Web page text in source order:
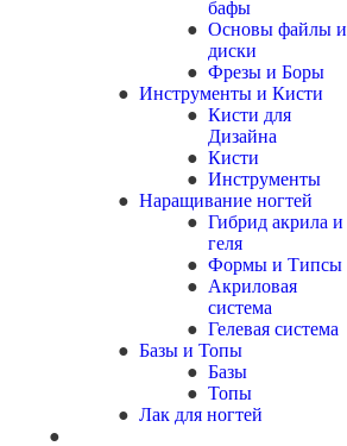
бафы
Основы файлы и
диски
Фрезы и Боры
Инструменты и Кисти
Кисти для
Дизайна
Кисти
Инструменты
Наращивание ногтей
Гибрид акрила и
геля
Формы и Типсы
Акриловая
система
Гелевая система
Базы и Топы
Базы
Топы
Лак для ногтей